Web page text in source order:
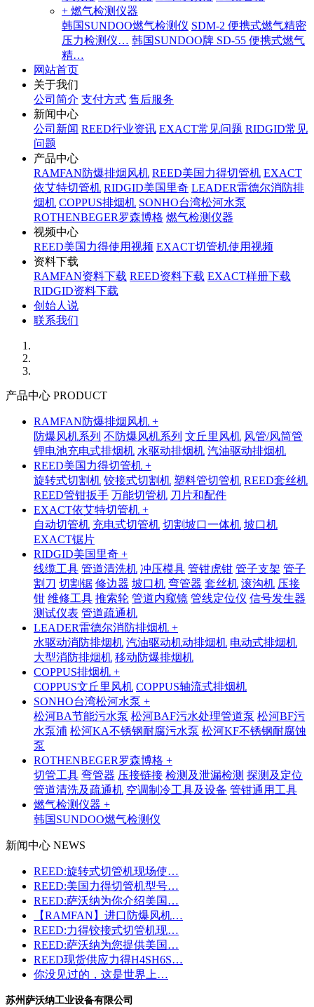
+ 燃气检测仪器
韩国SUNDOO燃气检测仪 SDM-2 便携式燃气精密
压力检测仪… 韩国SUNDOO牌 SD-55 便携式燃气
精…
网站首页
关于我们
公司简介 支付方式 售后服务
新闻中心
公司新闻 REED行业资讯 EXACT常见问题 RIDGID常见
问题
产品中心
RAMFAN防爆排烟风机 REED美国力得切管机 EXACT
依艾特切管机 RIDGID美国里奇 LEADER雷德尔消防排
烟机 COPPUS排烟机 SONHO台湾松河水泵
ROTHENBEGER罗森博格 燃气检测仪器
视频中心
REED美国力得使用视频 EXACT切管机使用视频
资料下载
RAMFAN资料下载 REED资料下载 EXACT样册下载
RIDGID资料下载
创始人说
联系我们
产品中心 PRODUCT
RAMFAN防爆排烟风机 +
防爆风机系列 不防爆风机系列 文丘里风机 风管/风筒管
锂电池充电式排烟机 水驱动排烟机 汽油驱动排烟机
REED美国力得切管机 +
旋转式切割机 铰接式切割机 塑料管切管机 REED套丝机
REED管钳扳手 万能切管机 刀片和配件
EXACT依艾特切管机 +
自动切管机 充电式切管机 切割坡口一体机 坡口机
EXACT锯片
RIDGID美国里奇 +
线缆工具 管道清洗机 冲压模具 管钳虎钳 管子支架 管子
割刀 切割锯 修边器 坡口机 弯管器 套丝机 滚沟机 压接
钳 维修工具 推索轮 管道内窥镜 管线定位仪 信号发生器
测试仪表 管道疏通机
LEADER雷德尔消防排烟机 +
水驱动消防排烟机 汽油驱动机动排烟机 电动式排烟机
大型消防排烟机 移动防爆排烟机
COPPUS排烟机 +
COPPUS文丘里风机 COPPUS轴流式排烟机
SONHO台湾松河水泵 +
松河BA节能污水泵 松河BAF污水处理管道泵 松河BF污
水泵浦 松河KA不锈钢耐腐污水泵 松河KF不锈钢耐腐蚀
泵
ROTHENBEGER罗森博格 +
切管工具 弯管器 压接链接 检测及泄漏检测 探测及定位
管道清洗及疏通机 空调制冷工具及设备 管钳通用工具
燃气检测仪器 +
韩国SUNDOO燃气检测仪
新闻中心 NEWS
REED:旋转式切管机现场使…
REED:美国力得切管机型号…
REED:萨沃纳为你介绍美国…
【RAMFAN】进口防爆风机…
REED:力得铰接式切管机现…
REED:萨沃纳为您提供美国…
REED现货供应力得H4SH6S…
你没见过的，这是世界上…
苏州萨沃纳工业设备有限公司